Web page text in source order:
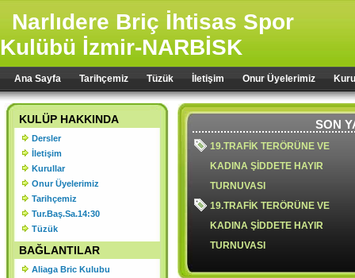
Narlıdere Briç İhtisas Spor
Kulübü İzmir-NARBİSK
Ana Sayfa Tarihçemiz Tüzük İletişim Onur Üyelerimiz
SON
19.TRAFİK TERÖRÜNE VE
KADINA ŞİDDETE HAYIR
TURNUVASI
19.TRAFİK TERÖRÜNE VE
KADINA ŞİDDETE HAYIR
TURNUVASI
KULÜP HAKKINDA
Dersler
İletişim
Kurullar
Onur Üyelerimiz
Tarihçemiz
Tur.Baş.Sa.14:30
Tüzük
BAĞLANTILAR
Aliaga Bric Kulubu